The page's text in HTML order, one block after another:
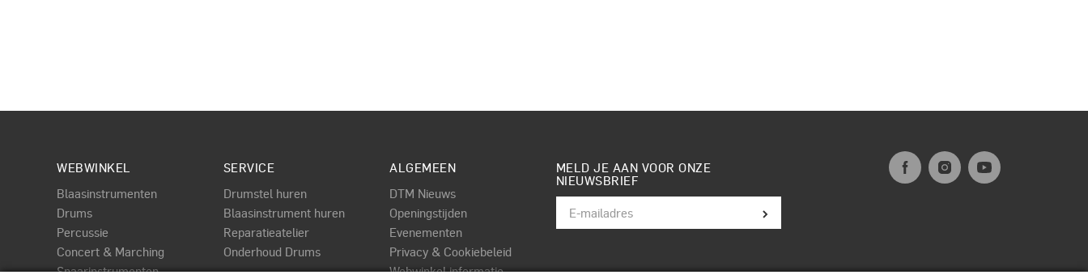
WEBWINKEL
Blaasinstrumenten
Drums
Percussie
Concert & Marching
Snaarinstrumenten
SERVICE
Drumstel huren
Blaasinstrument huren
Reparatieatelier
Onderhoud Drums
ALGEMEEN
DTM Nieuws
Openingstijden
Evenementen
Privacy & Cookiebeleid
Webwinkel informatie
MELD JE AAN VOOR ONZE
NIEUWSBRIEF